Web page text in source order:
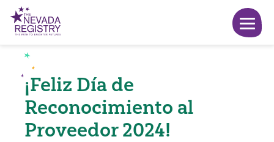
¡Feliz Día de
Reconocimiento al
Proveedor 2024!